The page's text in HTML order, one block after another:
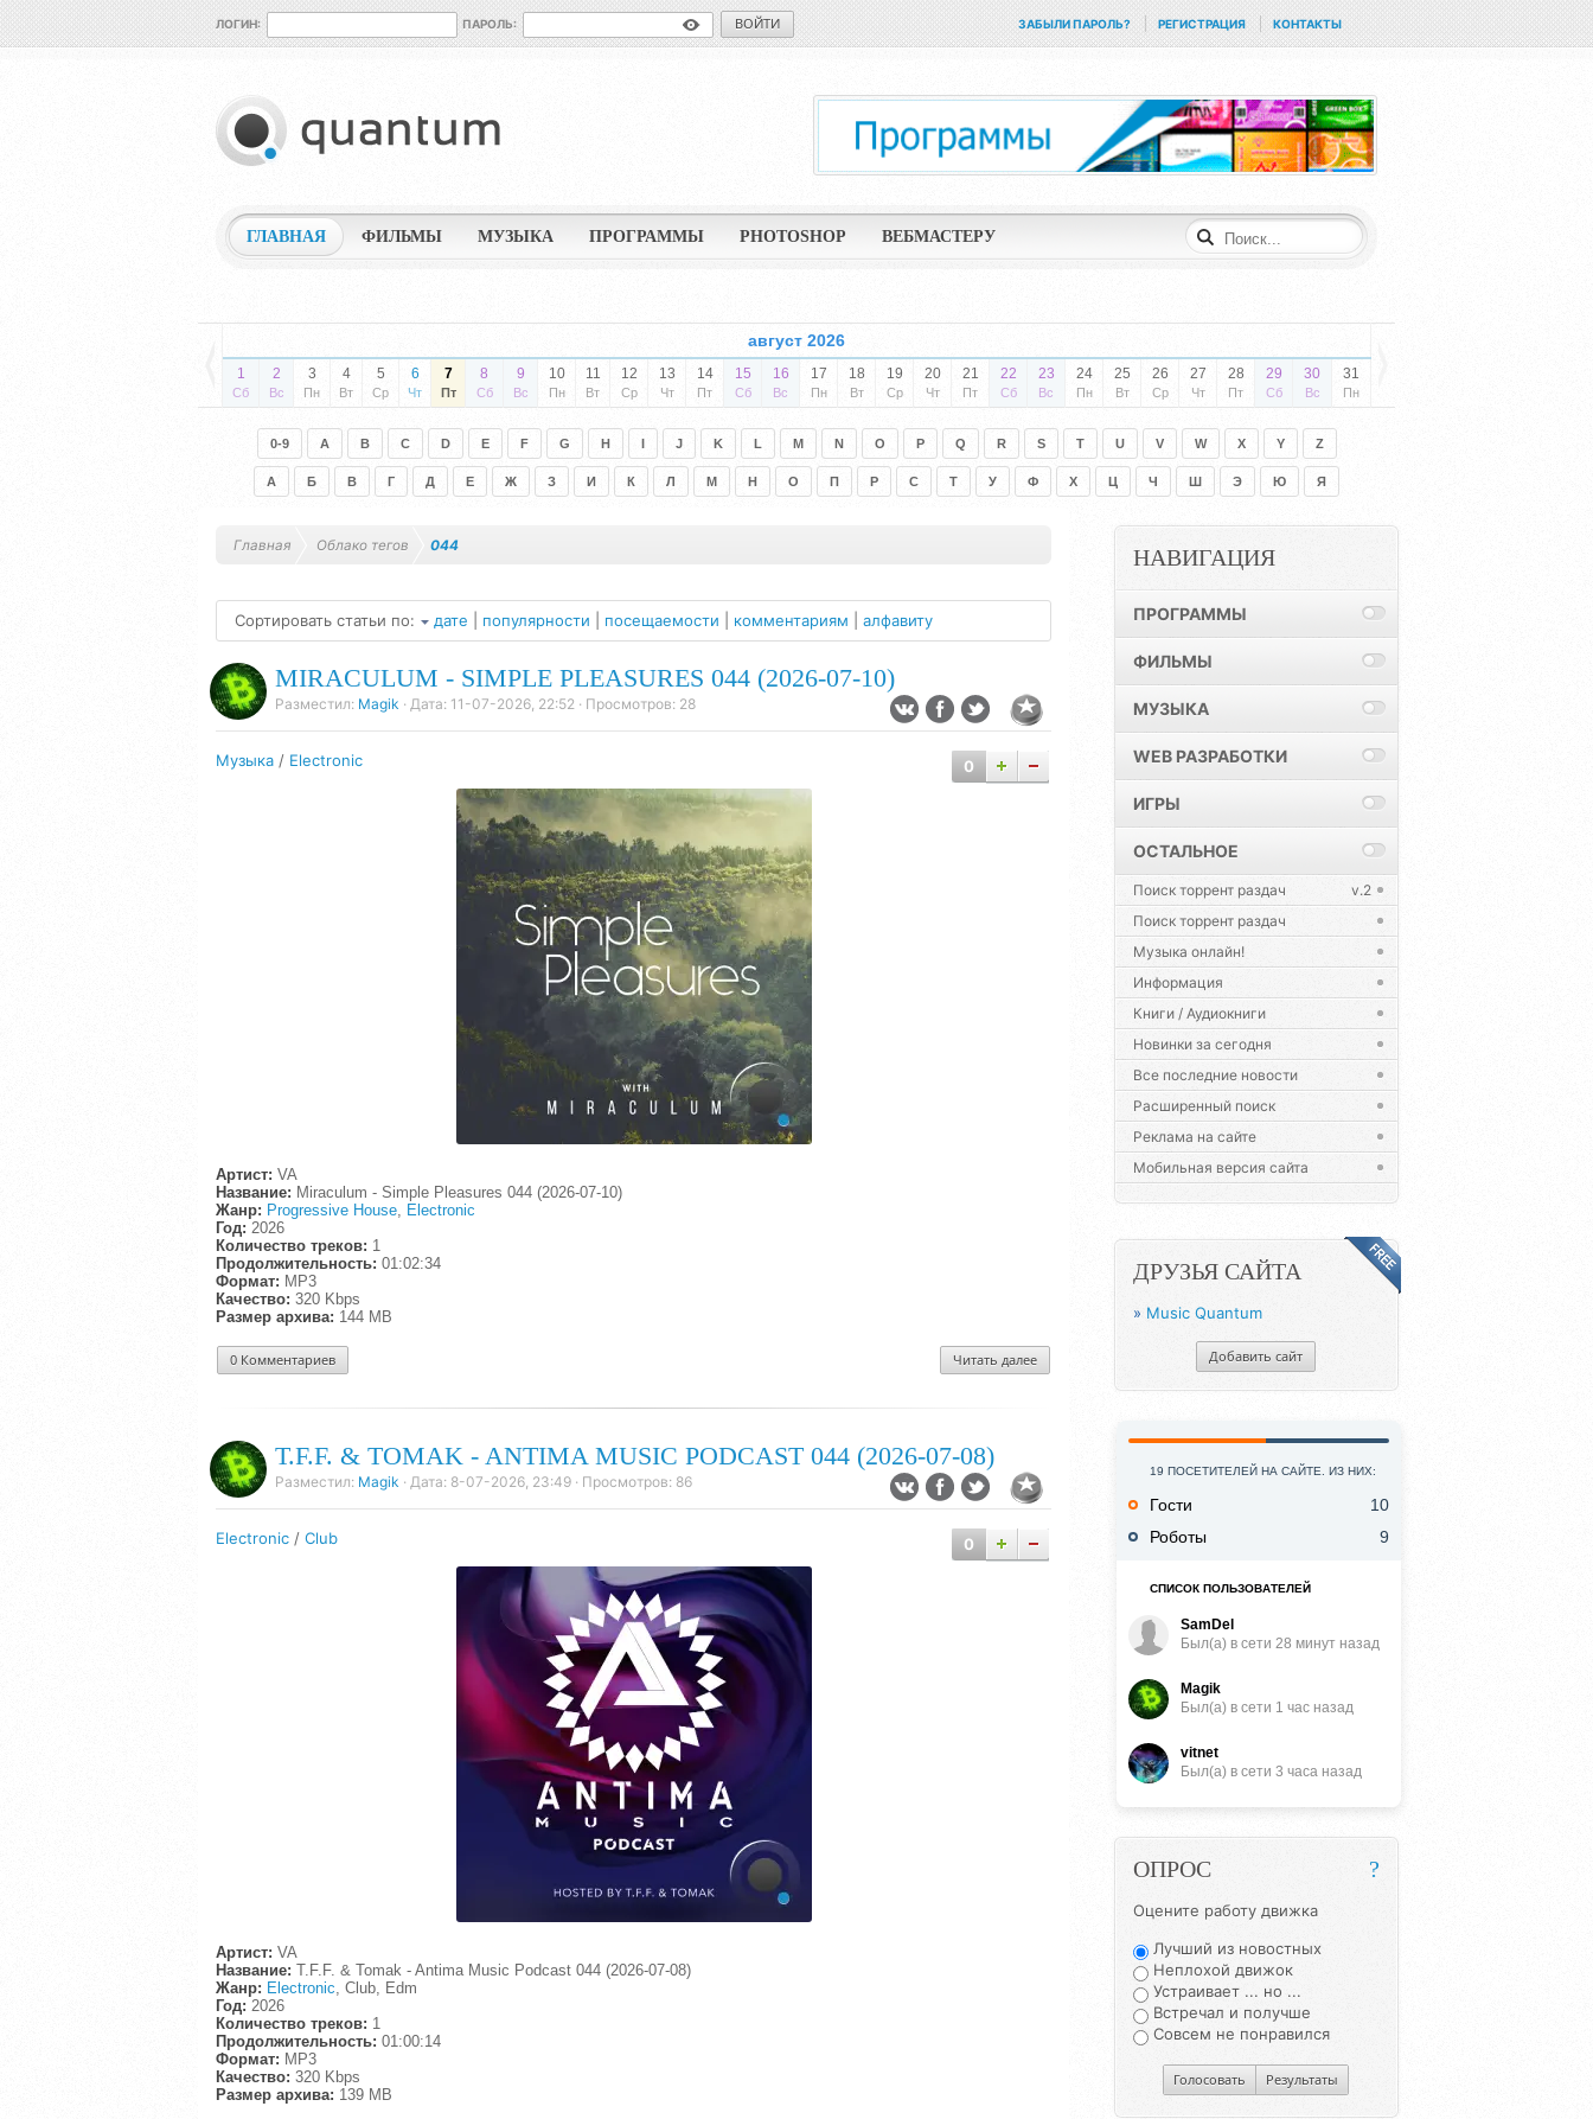
ЛОГИН: ПАРОЛЬ: ВОЙТИ ЗАБЫЛИ ПАРОЛЬ? РЕГИСТРАЦИЯ КОНТАКТЫ
ГЛАВНАЯ ФИЛЬМЫ МУЗЫКА ПРОГРАММЫ PHOTOSHOP ВЕБМАСТЕРУ
август 2026
1
Сб
2
Вс
3
Пн
4
Вт
5
Ср
6
Чт
7
Пт
8
Сб
9
Вс
10
Пн
11
Вт
12
Ср
13
Чт
14
Пт
15
Сб
16
Вс
17
Пн
18
Вт
19
Ср
20
Чт
21
Пт
22
Сб
23
Вс
24
Пн
25
Вт
26
Ср
27
Чт
28
Пт
29
Сб
30
Вс
31
Пн
0-9 A B C D E F G H I J K L M N O P Q R S T U V W X Y Z
А Б В Г Д Е Ж З И К Л М Н О П Р С Т У Ф Х Ц Ч Ш Э Ю Я
Главная Облако тегов 044
Сортировать статьи по: дате популярности посещаемости комментариям алфавиту
MIRACULUM - SIMPLE PLEASURES 044 (2026-07-10)
Разместил: Magik · Дата: 11-07-2026, 22:52 · Просмотров: 28
Музыка / Electronic 0
Артист: VA
Название: Miraculum - Simple Pleasures 044 (2026-07-10)
Жанр: Progressive House, Electronic
Год: 2026
Количество треков: 1
Продолжительность: 01:02:34
Формат: MP3
Качество: 320 Kbps
Размер архива: 144 MB
0 Комментариев Читать далее
T.F.F. & TOMAK - ANTIMA MUSIC PODCAST 044 (2026-07-08)
Разместил: Magik · Дата: 8-07-2026, 23:49 · Просмотров: 86
Electronic / Club 0
Артист: VA
Название: T.F.F. & Tomak - Antima Music Podcast 044 (2026-07-08)
Жанр: Electronic, Club, Edm
Год: 2026
Количество треков: 1
Продолжительность: 01:00:14
Формат: MP3
Качество: 320 Kbps
Размер архива: 139 MB
НАВИГАЦИЯ
ПРОГРАММЫ
ФИЛЬМЫ
МУЗЫКА
WEB РАЗРАБОТКИ
ИГРЫ
ОСТАЛЬНОЕ
Поиск торрент раздач
v.2
Поиск торрент раздач
Музыка онлайн!
Информация
Книги / Аудиокниги
Новинки за сегодня
Все последние новости
Расширенный поиск
Реклама на сайте
Мобильная версия сайта
ДРУЗЬЯ САЙТА
» Music Quantum
Добавить сайт
19 ПОСЕТИТЕЛЕЙ НА САЙТЕ. ИЗ НИХ:
Гости
10
Роботы
9
СПИСОК ПОЛЬЗОВАТЕЛЕЙ
SamDel
Был(a) в сети 28 минут назад
Magik
Был(a) в сети 1 час назад
vitnet
Был(a) в сети 3 часа назад
ОПРОС ?
Оцените работу движка
Лучший из новостных
Неплохой движок
Устраивает ... но ...
Встречал и получше
Совсем не понравился
Голосовать Результаты